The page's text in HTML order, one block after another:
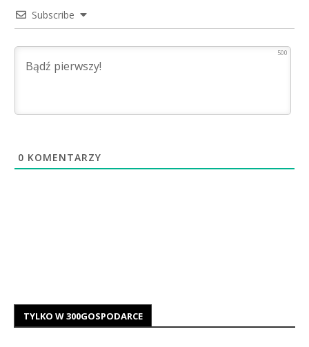
Subscribe
500
0 KOMENTARZY
TYLKO W 300GOSPODARCE